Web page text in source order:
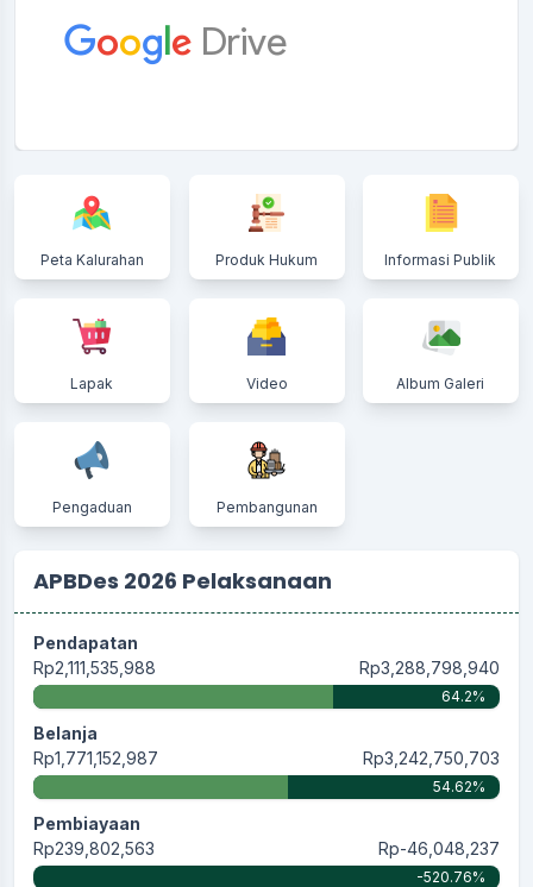
Peta Kalurahan Produk Hukum Informasi Publik
Lapak Video Album Galeri
Pengaduan Pembangunan
APBDes 2026 Pelaksanaan
Pendapatan
Rp2,111,535,988
Rp3,288,798,940
64.2%
Belanja
Rp1,771,152,987
Rp3,242,750,703
54.62%
Pembiayaan
Rp239,802,563
Rp-46,048,237
-520.76%